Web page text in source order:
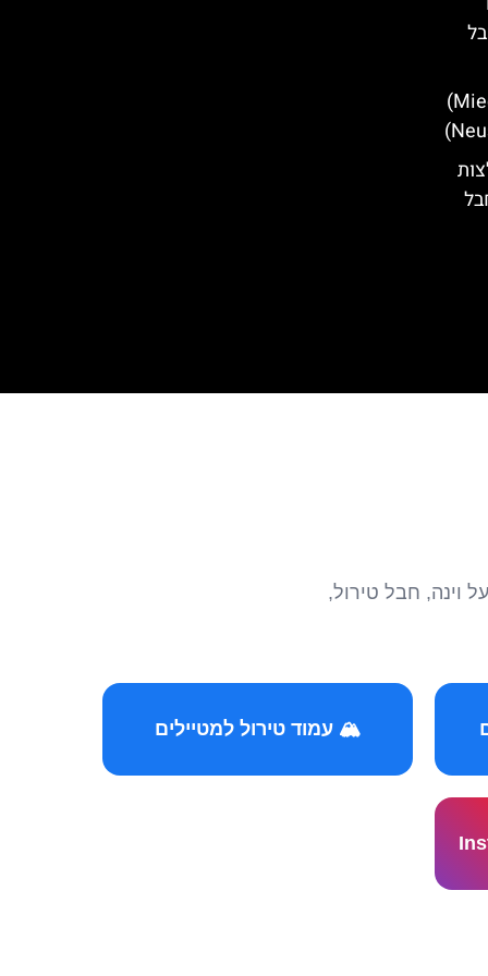
מלונות מומלצים במידרס (Mieders)
וינה, חבל טירול,
🏔️ עמוד טירול למטיילים